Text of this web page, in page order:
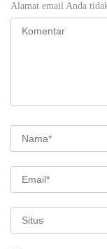
Alamat email Anda